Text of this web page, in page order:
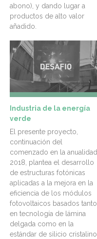
abono), y dando lugar a
productos de alto valor
añadido.
Industria de la energía
verde
El presente proyecto,
continuación del
comenzado en la anualidad
2018, plantea el desarrollo
de estructuras fotónicas
aplicadas a la mejora en la
eficiencia de los módulos
fotovoltaicos basados tanto
en tecnología de lámina
delgada como en la
estándar de silicio cristalino